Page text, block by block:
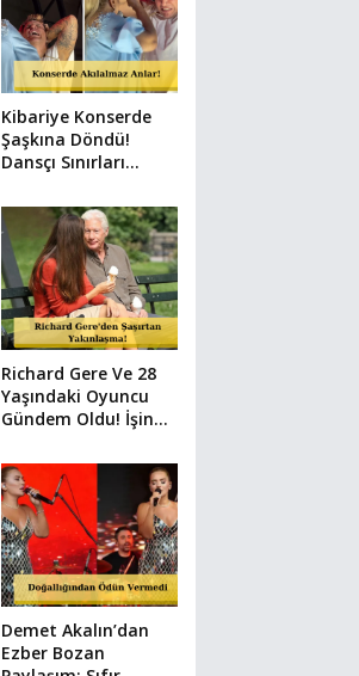
Kibariye Konserde
Şaşkına Döndü!
Dansçı Sınırları
Richard Gere Ve 28
Yaşındaki Oyuncu
Gündem Oldu! İşin
Demet Akalın’dan
Ezber Bozan